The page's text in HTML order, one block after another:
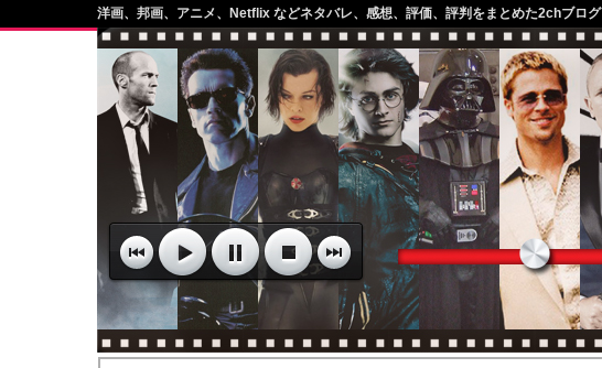
洋画、邦画、アニメ、Netflix などネタバレ、感想、評価、評判をまとめた2chブログ